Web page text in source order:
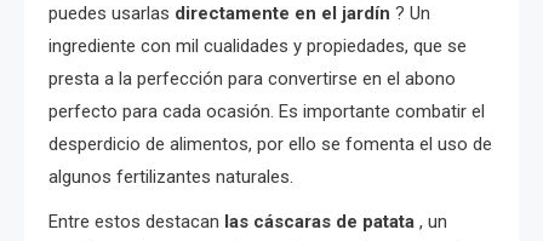
puedes usarlas directamente en el jardín ? Un
ingrediente con mil cualidades y propiedades, que se
presta a la perfección para convertirse en el abono
perfecto para cada ocasión. Es importante combatir el
desperdicio de alimentos, por ello se fomenta el uso de
algunos fertilizantes naturales.
Entre estos destacan las cáscaras de patata , un